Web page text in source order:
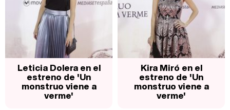
Leticia Dolera en el
estreno de 'Un
monstruo viene a
verme'
Kira Miró en el
estreno de 'Un
monstruo viene a
verme'